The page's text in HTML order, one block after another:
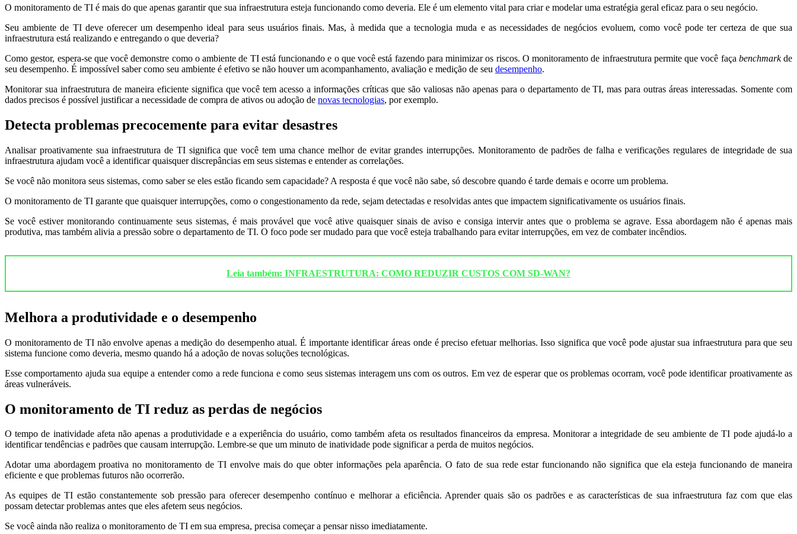
O monitoramento de TI é mais do que apenas garantir que sua infraestrutura esteja funcionando como deveria. Ele é um elemento vital para criar e modelar uma estratégia geral eficaz para o seu negócio.
Seu ambiente de TI deve oferecer um desempenho ideal para seus usuários finais. Mas, à medida que a tecnologia muda e as necessidades de negócios evoluem, como você pode ter certeza de que sua
infraestrutura está realizando e entregando o que deveria?
Como gestor, espera-se que você demonstre como o ambiente de TI está funcionando e o que você está fazendo para minimizar os riscos. O monitoramento de infraestrutura permite que você faça benchmarkde
seu desempenho. É impossível saber como seu ambiente é efetivo se não houver um acompanhamento, avaliação e medição de seu desempenho.
Monitorar sua infraestrutura de maneira eficiente significa que você tem acesso a informações críticas que são valiosas não apenas para o departamento de TI, mas para outras áreas interessadas. Somente com
dados precisos é possível justificar a necessidade de compra de ativos ou adoção de novas tecnologias, por exemplo.
Detecta problemas precocemente para evitar desastres
Analisar proativamente sua infraestrutura de TI significa que você tem uma chance melhor de evitar grandes interrupções. Monitoramento de padrões de falha e verificações regulares de integridade de sua
infraestrutura ajudam você a identificar quaisquer discrepâncias em seus sistemas e entender as correlações.
Se você não monitora seus sistemas, como saber se eles estão ficando sem capacidade? A resposta é que você não sabe, só descobre quando é tarde demais e ocorre um problema.
O monitoramento de TI garante que quaisquer interrupções, como o congestionamento da rede, sejam detectadas e resolvidas antes que impactem significativamente os usuários finais.
Se você estiver monitorando continuamente seus sistemas, é mais provável que você ative quaisquer sinais de aviso e consiga intervir antes que o problema se agrave. Essa abordagem não é apenas mais
produtiva, mas também alivia a pressão sobre o departamento de TI. O foco pode ser mudado para que você esteja trabalhando para evitar interrupções, em vez de combater incêndios.
Leia também: INFRAESTRUTURA: COMO REDUZIR CUSTOS COM SD-WAN?
Melhora a produtividade e o desempenho
O monitoramento de TI não envolve apenas a medição do desempenho atual. É importante identificar áreas onde é preciso efetuar melhorias. Isso significa que você pode ajustar sua infraestrutura para que seu
sistema funcione como deveria, mesmo quando há a adoção de novas soluções tecnológicas.
Esse comportamento ajuda sua equipe a entender como a rede funciona e como seus sistemas interagem uns com os outros. Em vez de esperar que os problemas ocorram, você pode identificar proativamente as
áreas vulneráveis.
O monitoramento de TI reduz as perdas de negócios
O tempo de inatividade afeta não apenas a produtividade e a experiência do usuário, como também afeta os resultados financeiros da empresa. Monitorar a integridade de seu ambiente de TI pode ajudá-lo a
identificar tendências e padrões que causam interrupção. Lembre-se que um minuto de inatividade pode significar a perda de muitos negócios.
Adotar uma abordagem proativa no monitoramento de TI envolve mais do que obter informações pela aparência. O fato de sua rede estar funcionando não significa que ela esteja funcionando de maneira
eficiente e que problemas futuros não ocorrerão.
As equipes de TI estão constantemente sob pressão para oferecer desempenho contínuo e melhorar a eficiência. Aprender quais são os padrões e as características de sua infraestrutura faz com que elas
possam detectar problemas antes que eles afetem seus negócios.
Se você ainda não realiza o monitoramento de TI em sua empresa, precisa começar a pensar nisso imediatamente.